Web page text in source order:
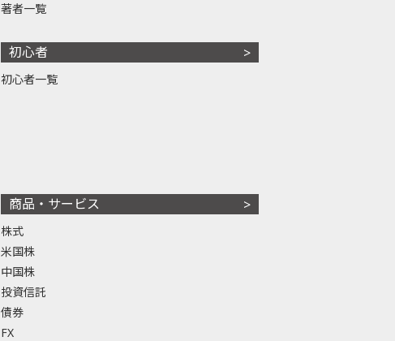
著者一覧
初心者
初心者一覧
商品・サービス
株式
米国株
中国株
投資信託
債券
FX